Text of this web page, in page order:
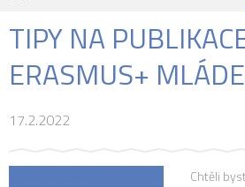
TIPY NA
ERASMUS+
17.2.2022
Chtěli